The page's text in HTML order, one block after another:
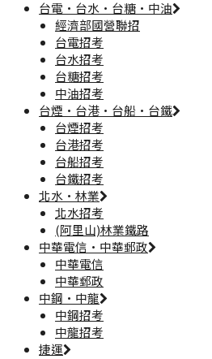
台電·台水·台糖·中油
經濟部國營聯招
台電招考
台水招考
台糖招考
中油招考
台煙·台港·台船·台鐵
台煙招考
台港招考
台船招考
台鐵招考
北水·林業
北水招考
(阿里山)林業鐵路
中華電信·中華郵政
中華電信
中華郵政
中鋼·中龍
中鋼招考
中龍招考
捷運